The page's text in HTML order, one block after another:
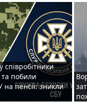
побили
пенсії: зникли